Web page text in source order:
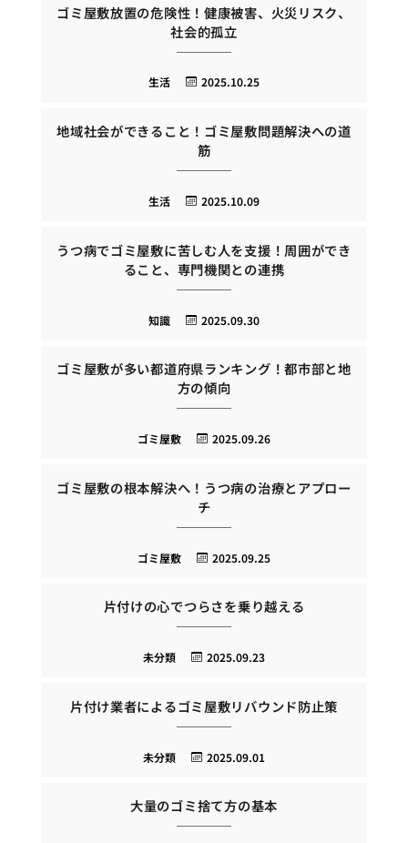
ゴミ屋敷放置の危険性！健康被害、火災リスク、
社会的孤立
2025.10.25
生活
地域社会ができること！ゴミ屋敷問題解決への道
筋
2025.10.09
生活
うつ病でゴミ屋敷に苦しむ人を支援！周囲ができ
ること、専門機関との連携
2025.09.30
知識
ゴミ屋敷が多い都道府県ランキング！都市部と地
方の傾向
2025.09.26
ゴミ屋敷
ゴミ屋敷の根本解決へ！うつ病の治療とアプロー
チ
2025.09.25
ゴミ屋敷
片付けの心でつらさを乗り越える
2025.09.23
未分類
片付け業者によるゴミ屋敷リバウンド防止策
2025.09.01
未分類
大量のゴミ捨て方の基本